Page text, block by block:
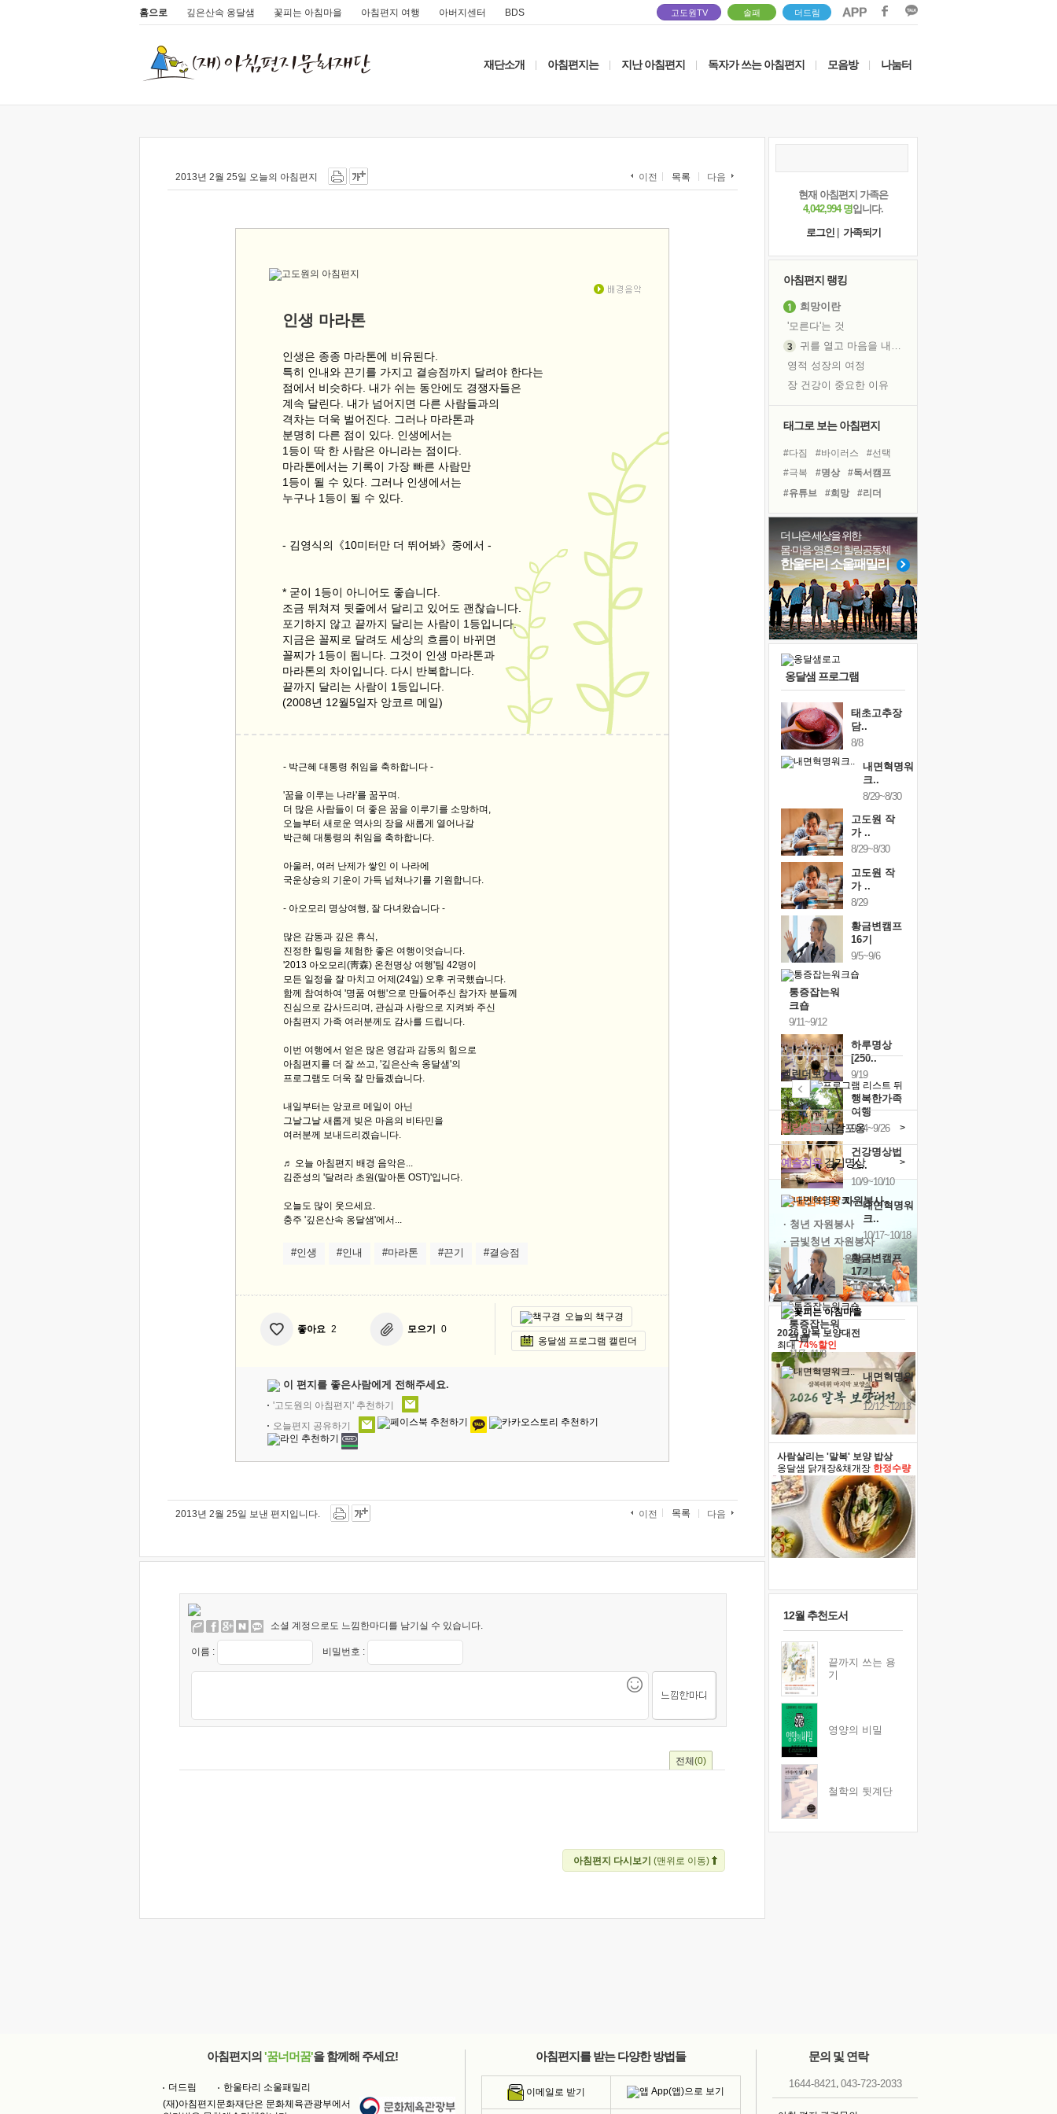
홈으로 깊은산속 옹달샘 꽃피는 아침마을 아침편지 여행 아버지센터 BDS 고도원TV 솔패 더드림
재단소개 아침편지는 지난 아침편지 독자가 쓰는 아침편지 모음방 나눔터
2013년 2월 25일 오늘의 아침편지 이전 목록 다음
인생 마라톤
인생은 종종 마라톤에 비유된다.
특히 인내와 끈기를 가지고 결승점까지 달려야 한다는
점에서 비슷하다. 내가 쉬는 동안에도 경쟁자들은
계속 달린다. 내가 넘어지면 다른 사람들과의
격차는 더욱 벌어진다. 그러나 마라톤과
분명히 다른 점이 있다. 인생에서는
1등이 딱 한 사람은 아니라는 점이다.
마라톤에서는 기록이 가장 빠른 사람만
1등이 될 수 있다. 그러나 인생에서는
누구나 1등이 될 수 있다.
- 김영식의《10미터만 더 뛰어봐》중에서 -
* 굳이 1등이 아니어도 좋습니다.
조금 뒤쳐져 뒷줄에서 달리고 있어도 괜찮습니다.
포기하지 않고 끝까지 달리는 사람이 1등입니다.
지금은 꼴찌로 달려도 세상의 흐름이 바뀌면
꼴찌가 1등이 됩니다. 그것이 인생 마라톤과
마라톤의 차이입니다. 다시 반복합니다.
끝까지 달리는 사람이 1등입니다.
(2008년 12월5일자 앙코르 메일)
- 박근혜 대통령 취임을 축하합니다 -
'꿈을 이루는 나라'를 꿈꾸며.
더 많은 사람들이 더 좋은 꿈을 이루기를 소망하며,
오늘부터 새로운 역사의 장을 새롭게 열어나갈
박근혜 대통령의 취임을 축하합니다.
아울러, 여러 난제가 쌓인 이 나라에
국운상승의 기운이 가득 넘쳐나기를 기원합니다.
- 아오모리 명상여행, 잘 다녀왔습니다 -
많은 감동과 깊은 휴식,
진정한 힐링을 체험한 좋은 여행이엇습니다.
'2013 아오모리(靑森) 온천명상 여행'팀 42명이
모든 일정을 잘 마치고 어제(24일) 오후 귀국했습니다.
함께 참여하여 '명품 여행'으로 만들어주신 참가자 분들께
진심으로 감사드리며, 관심과 사랑으로 지켜봐 주신
아침편지 가족 여러분께도 감사를 드립니다.
이번 여행에서 얻은 많은 영감과 감동의 힘으로
아침편지를 더 잘 쓰고, '깊은산속 옹달샘'의
프로그램도 더욱 잘 만들겠습니다.
내일부터는 앙코르 메일이 아닌
그날그날 새롭게 빚은 마음의 비타민을
여러분께 보내드리겠습니다.
♬ 오늘 아침편지 배경 음악은...
김준성의 '달려라 초원(말아톤 OST)'입니다.
오늘도 많이 웃으세요.
충주 '깊은산속 옹달샘'에서...
#인생 #인내 #마라톤 #끈기 #결승점
좋아요 2 모으기 0
오늘의 책구경
옹달샘 프로그램 캘린더
이 편지를 좋은사람에게 전해주세요.
'고도원의 아침편지' 추천하기
오늘편지 공유하기
2013년 2월 25일 보낸 편지입니다. 이전 목록 다음
소셜 계정으로도 느낌한마디를 남기실 수 있습니다.
이름 : 비밀번호 :
전체(0)
아침편지 다시보기 (맨위로 이동)
현재 아침편지 가족은
4,042,994 명입니다.
로그인
가족되기
아침편지 랭킹
희망이란
'모른다'는 것
귀를 열고 마음을 내어주고
영적 성장의 여정
장 건강이 중요한 이유
흙이 된 몸으로 출근하는 여자
꿈이 실제가 되는 것
'말 타는 법'을 먼저
졸업식 사진을 보며
아픈 아버지를 위한 공간 설계
극심한 변비, 어깨결림, 수면 장애
보고 싶은 어머니
유년 시절의 부산 영도 바다
못된 꼰대들
거울 속의 나
태그로 보는 아침편지
#다짐 #바이러스
#선택
#극복
#명상
#독서캠프
#유튜브
#희망
#리더
#경험
#도움
#위기
#나눔
#아이들
#사람
#독서
#건강
#비전캠프
#삶
#힐링 #링컨학교
더 나은 세상을 위한
몸·마음·영혼의 힐링공동체
한울타리 소울패밀리
옹달샘 프로그램
태초고추장
담..
8/8
내면혁명워
크..
8/29~8/30
고도원 작
가 ..
8/29~8/30
고도원 작
가 ..
8/29
황금변캠프
16기
9/5~9/6
통증잡는워
크숍
9/11~9/12
하루명상
[250..
9/19
행복한가족
여행
9/24~9/26
건강명상법
스..
10/9~10/10
내면혁명워
크..
10/17~10/18
황금변캠프
17기
10/30~10/31
통증잡는워
크숍
11/7~11/8
내면혁명워
크..
12/12~12/13
캘린더보기+
예술치유걷기명상 >
힐링허그사감포옹 >
'옹달샘의 꽃'자원봉사
· 청년 자원봉사
· 금빛청년 자원봉사
· 음식연구 자원봉사
2026 말복 보양대전
최대74%할인
사람살리는 '말복' 보양 밥상
옹달샘 닭개장&채개장 한정수량
12월 추천도서
끝까지 쓰는 용
기
영양의 비밀
철학의 뒷계단
아침편지의 '꿈너머꿈'을 함께해 주세요!
더드림
한울타리 소울패밀리
(재)아침편지문화재단은 문화체육관광부에서
아침편지를 받는 다양한 방법들
이메일로 받기 App(앱)으로 보기
문의 및 연락
1644-8421 043-723-2033